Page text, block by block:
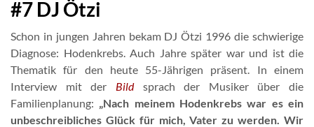
#7 DJ Ötzi
Schon in jungen Jahren bekam DJ Ötzi 1996 die schwierige
Diagnose: Hodenkrebs. Auch Jahre später war und ist die
Thematik für den heute 55-Jährigen präsent. In einem
Interview mit der Bildsprach der Musiker über die
Familienplanung:
„Nach meinem Hodenkrebs war es ein
unbeschreibliches Glück für mich, Vater zu werden. Wir